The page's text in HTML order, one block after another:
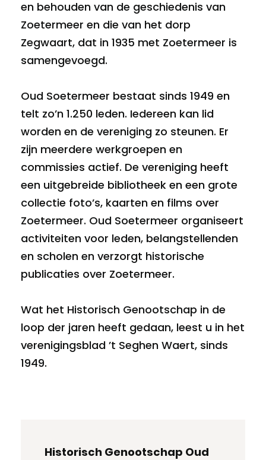
en behouden van de geschiedenis van
Zoetermeer en die van het dorp
Zegwaart, dat in 1935 met Zoetermeer is
samengevoegd.
Oud Soetermeer bestaat sinds 1949 en
telt zo’n 1.250 leden. Iedereen kan lid
worden en de vereniging zo steunen. Er
zijn meerdere werkgroepen en
commissies actief. De vereniging heeft
een uitgebreide bibliotheek en een grote
collectie foto’s, kaarten en films over
Zoetermeer. Oud Soetermeer organiseert
activiteiten voor leden, belangstellenden
en scholen en verzorgt historische
publicaties over Zoetermeer.
Wat het Historisch Genootschap in de
loop der jaren heeft gedaan, leest u in het
verenigingsblad ’t Seghen Waert, sinds
1949.
Historisch Genootschap Oud